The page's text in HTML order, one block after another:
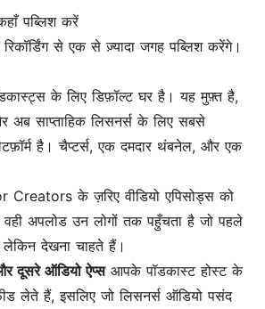
पब्लिश करें
से एक से ज़्यादा जगह पब्लिश करेंगे।
के लिए डिफ़ॉल्ट घर है। यह मुफ़्त है,
साप्ताहिक लिसनर्स के लिए सबसे
है। चैप्टर्स, एक दमदार थंबनेल, और एक
के ज़रिए वीडियो एपिसोड्स को
वही अपलोड उन लोगों तक पहुँचता है जो पहले
देखना चाहते हैं।
दूसरे ऑडियो ऐप्सआपके पॉडकास्ट होस्ट के
लेते हैं, इसलिए जो लिसनर्स ऑडियो पसंद